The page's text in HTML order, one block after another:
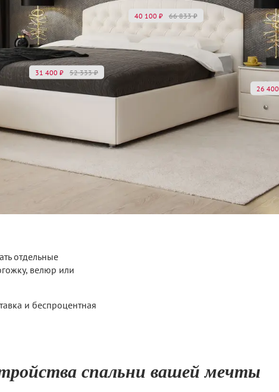
40 100 ₽ 66 833₽
26 400
31 400 ₽ 52 333₽
отдельные
велюр или
и беспроцентная
спальни вашей мечты